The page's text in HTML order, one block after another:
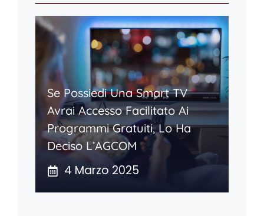
Se Possiedi Una Smart TV
Avrai Accesso Facilitato Ai
Programmi Gratuiti, Lo Ha
Deciso L’AGCOM
4 Marzo 2025